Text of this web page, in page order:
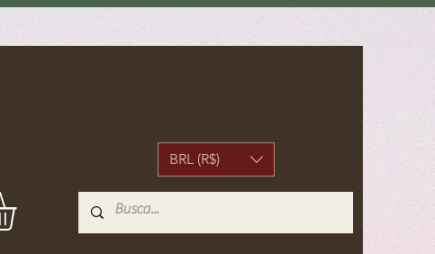
BRL (R$)